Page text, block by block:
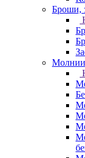
Броши,
Молнии